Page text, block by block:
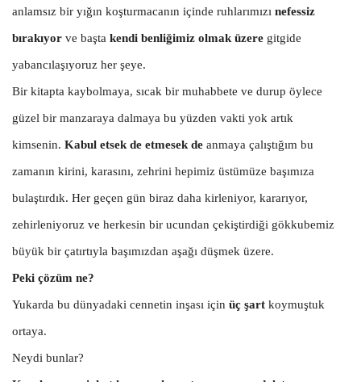
anlamsız bir yığın koşturmacanın içinde ruhlarımızı nefessiz
bırakıyor ve başta kendi benliğimiz olmak üzere gitgide
yabancılaşıyoruz her şeye.
Bir kitapta kaybolmaya, sıcak bir muhabbete ve durup öylece
güzel bir manzaraya dalmaya bu yüzden vakti yok artık
kimsenin. Kabul etsek de etmesek de anmaya çalıştığım bu
zamanın kirini, karasını, zehrini hepimiz üstümüze başımıza
bulaştırdık. Her geçen gün biraz daha kirleniyor, kararıyor,
zehirleniyoruz ve herkesin bir ucundan çekiştirdiği gökkubemiz
büyük bir çatırtıyla başımızdan aşağı düşmek üzere.
Peki çözüm ne?
Yukarda bu dünyadaki cennetin inşası için üç şart koymuştuk
ortaya.
Neydi bunlar?